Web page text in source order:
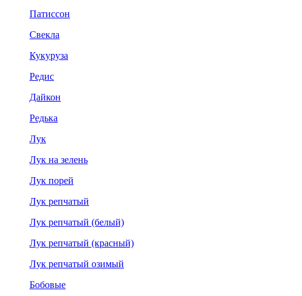
Патиссон
Свекла
Кукуруза
Редис
Дайкон
Редька
Лук
Лук на зелень
Лук порей
Лук репчатый
Лук репчатый (белый)
Лук репчатый (красный)
Лук репчатый озимый
Бобовые